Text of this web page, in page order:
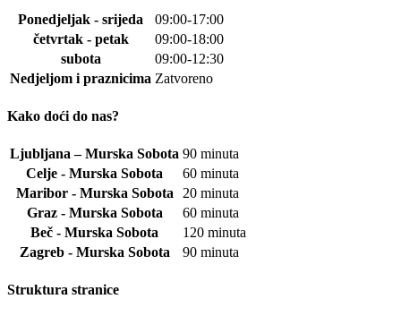
odabrati
proizvoda
Ponedjeljak - srijeda
09:00-17:00
četvrtak - petak
09:00-18:00
subota
09:00-12:30
Nedjeljom i praznicima Zatvoreno
Kako doći do nas?
Ljubljana – Murska Sobota 90 minuta
Celje - Murska Sobota
60 minuta
Maribor - Murska Sobota
20 minuta
Graz - Murska Sobota
60 minuta
Beč - Murska Sobota
120 minuta
Zagreb - Murska Sobota
90 minuta
Struktura stranice